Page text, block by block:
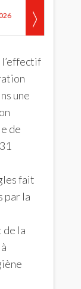
l’effectif
une
de
fait
par la
de la